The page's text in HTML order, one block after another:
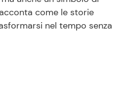
come le storie
nel tempo senza